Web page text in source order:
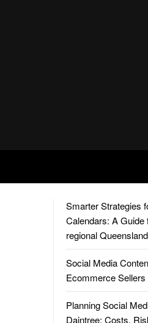
Smarter Strategies
Calendars: A
regional Queensland
Social Media
Ecommerce
Planning Social
Daintree: Costs,